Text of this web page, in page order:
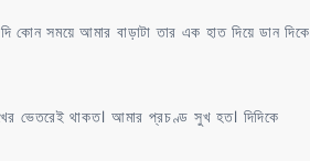
কোন সময়ে আমার বাড়াটা তার এক হাত দিয়ে ডান দিকে
ভেতরেই থাকত। আমার প্রচণ্ড সুখ হত। দিদিকে